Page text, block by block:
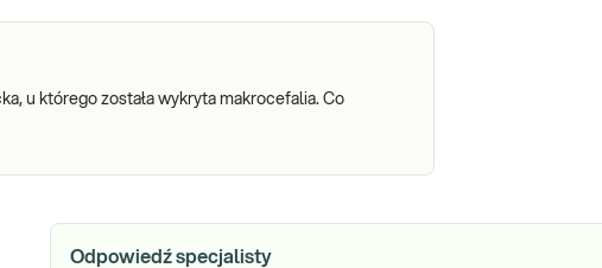
u którego została wykryta makrocefalia. Co
Odpowiedź specjalisty